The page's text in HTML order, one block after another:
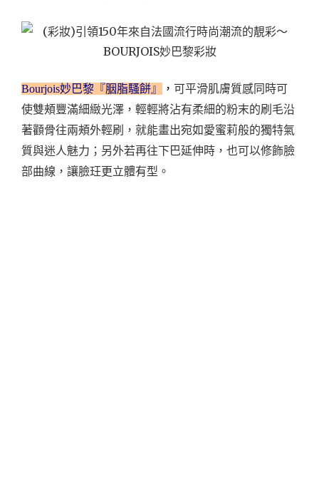
Bourjois妙巴黎『胭脂騷餅』 ， 可平滑肌膚質感同時可
使雙頰豐滿細緻光澤，輕輕將沾有柔細的粉末的刷毛沿
著顴骨往兩頰外輕刷，就能畫出宛如愛蜜莉般的獨特氣
質與迷人魅力；另外若再往下巴延伸時，也可以修飾臉
部曲線，讓臉玨更立體有型。